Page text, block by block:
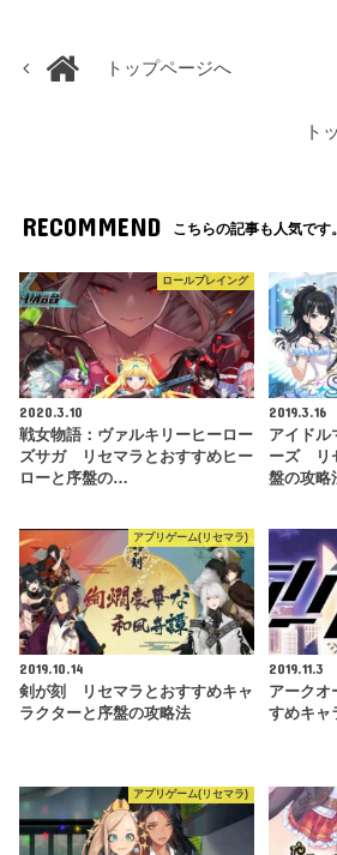
トップページへ
ト
RECOMMEND こちらの記事も人気です。
ロールプレイング
2020.3.10
戦女物語：ヴァルキリーヒーロー
ズサガ リセマラとおすすめヒー
ローと序盤の…
2019.3.16
アイドル
ーズ リ
盤の攻略
アプリゲーム(リセマラ)
2019.10.14
剣が刻 リセマラとおすすめキャ
ラクターと序盤の攻略法
2019.11.3
アーク
すめキャ
アプリゲーム(リセマラ)